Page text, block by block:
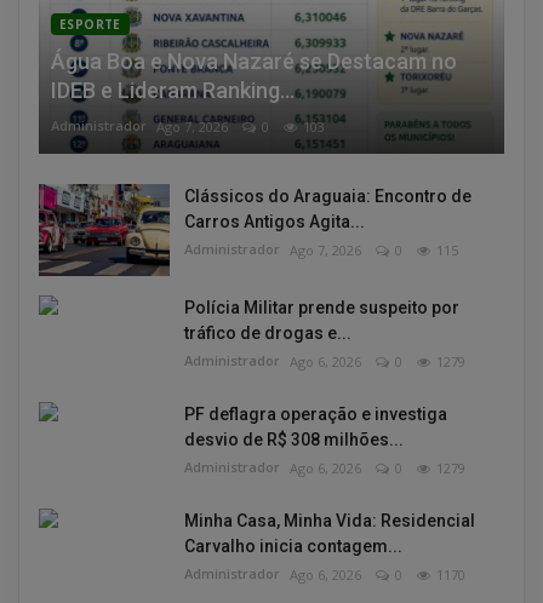
ESPORTE
Água Boa e Nova Nazaré se Destacam no
IDEB e Lideram Ranking...
Administrador Ago 7, 2026 0 103
Clássicos do Araguaia: Encontro de
Carros Antigos Agita...
Administrador Ago 7, 2026 0 115
Polícia Militar prende suspeito por
tráfico de drogas e...
Administrador Ago 6, 2026 0 1279
PF deflagra operação e investiga
desvio de R$ 308 milhões...
Administrador Ago 6, 2026 0 1279
Minha Casa, Minha Vida: Residencial
Carvalho inicia contagem...
Administrador Ago 6, 2026 0 1170